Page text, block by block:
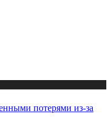
потерями из-за